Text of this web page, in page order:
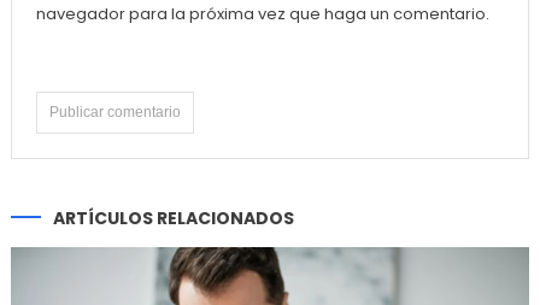
navegador para la próxima vez que haga un comentario.
ARTÍCULOS RELACIONADOS